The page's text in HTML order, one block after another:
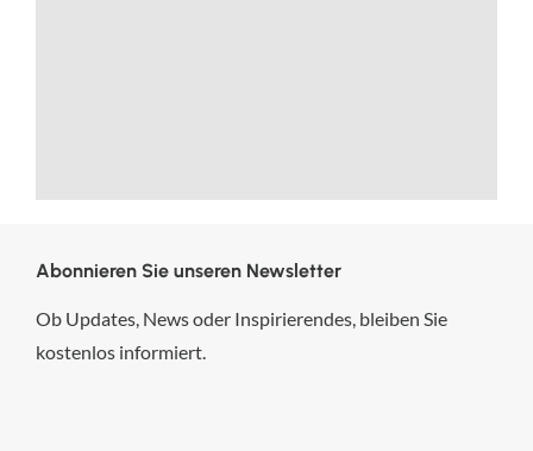
Abonnieren Sie unseren Newsletter
Ob Updates, News oder Inspirierendes, bleiben Sie
kostenlos informiert.